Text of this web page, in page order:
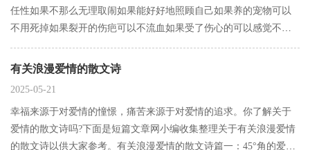
任性如果不那么无理取闹如果能好好地照顾自己如果养的宠物可以
不用死掉如果裂开的伤疤可以不流血如果受了伤心的可以感觉不到
痛如果不用生活在回忆里如果不用害怕黑夜如果每一次的愿望都可
以实现如果每一次都能自己选择如果世没孤独如果没有欺骗如果没
有关浪漫爱情的散文诗
2025-05-21
幸福来源于对爱情的憧憬，痛苦来源于对爱情的追求。你了解关于
爱情的散文诗吗?下面是短篇文章网小编收集整理关于有关浪漫爱情
的散文诗以供大家参考。有关浪漫爱情的散文诗篇一：45°角的爱情